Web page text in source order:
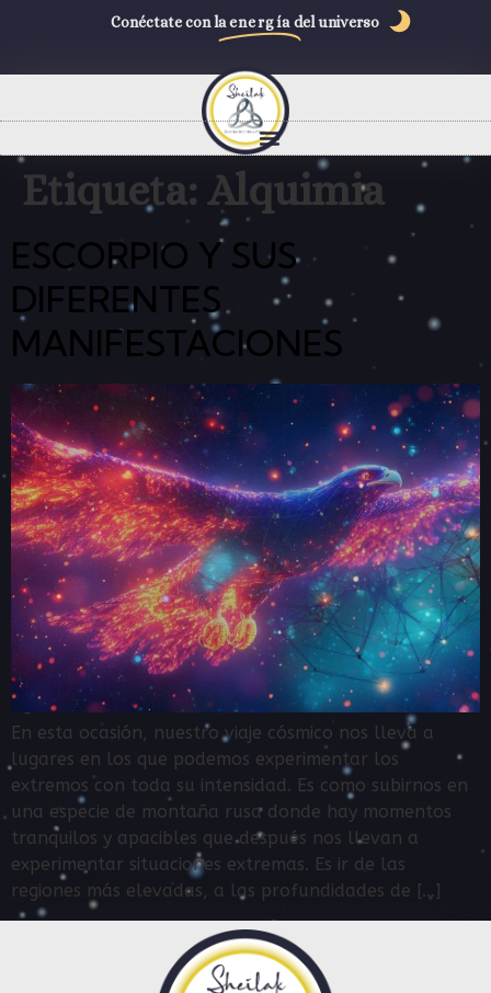
Conéctate con la energía del universo
Etiqueta: Alquimia
ESCORPIO Y SUS
DIFERENTES
MANIFESTACIONES
En esta ocasión, nuestro viaje cósmico nos lleva a
lugares en los que podemos experimentar los
extremos con toda su intensidad. Es como subirnos en
una especie de montaña rusa donde hay momentos
tranquilos y apacibles que después nos llevan a
experimentar situaciones extremas. Es ir de las
regiones más elevadas, a las profundidades de […]